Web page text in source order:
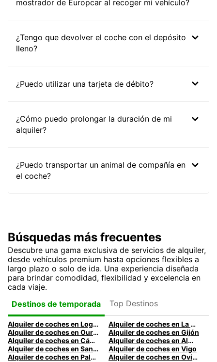
mostrador de Europcar al recoger mi vehículo?
¿Tengo que devolver el coche con el depósito
lleno?
¿Puedo utilizar una tarjeta de débito?
¿Cómo puedo prolongar la duración de mi
alquiler?
¿Puedo transportar un animal de compañía en
el coche?
Búsquedas más frecuentes
Descubre una gama exclusiva de servicios de alquiler,
desde vehículos premium hasta opciones flexibles a
largo plazo o solo de ida. Una experiencia diseñada
para brindar comodidad, flexibilidad y excelencia en
cada viaje.
Destinos de temporada
Top Destinos
Alquiler de coches en Logroño
Alquiler de coches en La Coruña
Alquiler de coches en Ourense
Alquiler de coches en Gijón
Alquiler de coches en Cádiz
Alquiler de coches en Almería
Alquiler de coches en Santander
Alquiler de coches en Vigo
Alquiler de coches en Palma
Alquiler de coches en Oviedo